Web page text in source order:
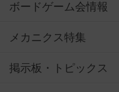
ボードゲーム会情報
メカニクス特集
掲示板・トピックス